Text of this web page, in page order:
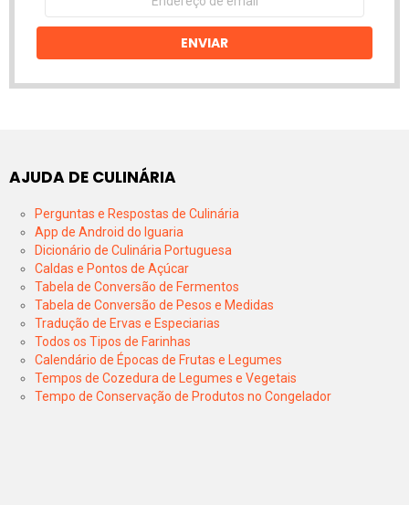
email
ENVIAR
AJUDA DE CULINÁRIA
Perguntas e Respostas de Culinária
App de Android do Iguaria
Dicionário de Culinária Portuguesa
Caldas e Pontos de Açúcar
Tabela de Conversão de Fermentos
Tabela de Conversão de Pesos e Medidas
Tradução de Ervas e Especiarias
Todos os Tipos de Farinhas
Calendário de Épocas de Frutas e Legumes
Tempos de Cozedura de Legumes e Vegetais
Tempo de Conservação de Produtos no Congelador